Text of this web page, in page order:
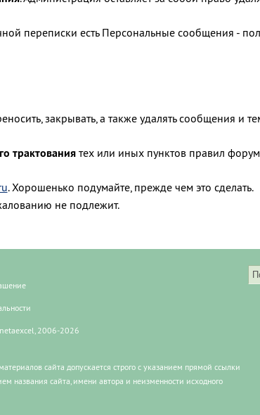
переписки есть Персональные сообщения -
закрывать, а также удалять сообщения и
трактованиятех или иных пунктов правил
. Хорошенько подумайте, прежде чем это сделать.
не подлежит.
2006-2026
сайта допускается строго с указанием прямой ссылки
названия сайта, имени автора и неизменности исходного